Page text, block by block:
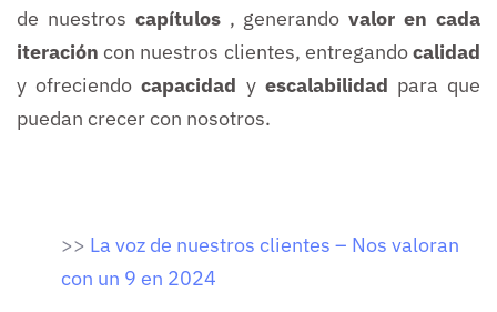
de nuestros capítulos , generandovalor en cada
iteracióncon nuestros clientes, entregandocalidad
y ofreciendocapacidad y escalabilidad para que
puedan crecer con nosotros.
>> La voz de nuestros clientes – Nos valoran
con un 9 en 2024